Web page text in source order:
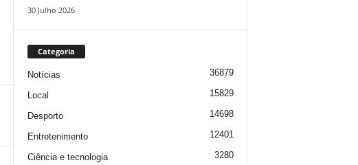
30 Julho 2026
Categoria
Notícias 36879
Local 15829
Desporto 14698
Entretenimento 12401
Ciência e tecnologia 3280